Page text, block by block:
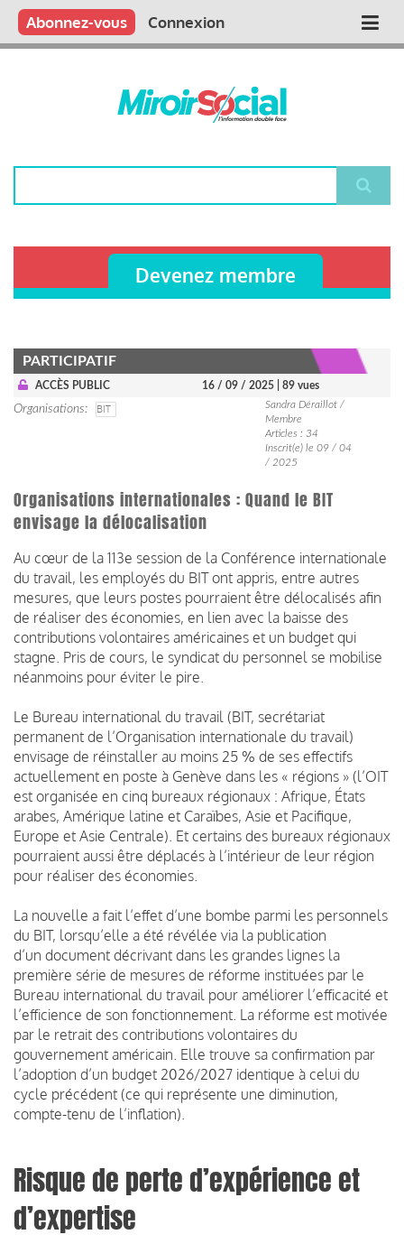
Aller
contenu
Main
Qui sommes nous ?
Vous publiez
Nous publions
Contactez-nous
Abonnez-vous Connexion
Devenez membre
PARTICIPATIF
ACCÈS PUBLIC 16 / 09 / 2025 | 89 vues
Organisations BIT
Sandra Déraillot /
Membre
Articles : 34
Inscrit(e) le 09 / 04
/ 2025
Organisations internationales : Quand le BIT
envisage la délocalisation
Au cœur de la 113e session de la Conférence internationale
du travail, les employés du BIT ont appris, entre autres
mesures, que leurs postes pourraient être délocalisés afin
de réaliser des économies, en lien avec la baisse des
contributions volontaires américaines et un budget qui
stagne. Pris de cours, le syndicat du personnel se mobilise
néanmoins pour éviter le pire.
Le Bureau international du travail (BIT, secrétariat
permanent de l’Organisation internationale du travail)
envisage de réinstaller au moins 25 % de ses effectifs
actuellement en poste à Genève dans les « régions » (l’OIT
est organisée en cinq bureaux régionaux : Afrique, États
arabes, Amérique latine et Caraïbes, Asie et Pacifique,
Europe et Asie Centrale). Et certains des bureaux régionaux
pourraient aussi être déplacés à l’intérieur de leur région
pour réaliser des économies.
La nouvelle a fait l’effet d’une bombe parmi les personnels
du BIT, lorsqu’elle a été révélée via la publication
d’un document décrivant dans les grandes lignes la
première série de mesures de réforme instituées par le
Bureau international du travail pour améliorer l’efficacité et
l’efficience de son fonctionnement. La réforme est motivée
par le retrait des contributions volontaires du
gouvernement américain. Elle trouve sa confirmation par
l’adoption d’un budget 2026/2027 identique à celui du
cycle précédent (ce qui représente une diminution,
compte-tenu de l’inflation).
Risque de perte d’expérience et
d’expertise